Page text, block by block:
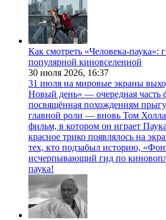
Как смотреть «Человека-паука»:
популярной киновселенной
30 июля 2026, 16:37
31 июля на мировые экраны
Новый день» — очередная часть
посвящённая похождениям
главной роли — вновь Том
фильм, в котором он играет
красное трико появлялось на
тех, кто подзабыл историю,
исчерпывающий гид по
паука!